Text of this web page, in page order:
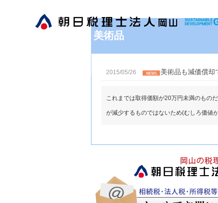
美術品
2015/05/26 美術品も減価償却
これまでは取得価額が20万円未満のもの
が減少するものではないため(むしろ価値